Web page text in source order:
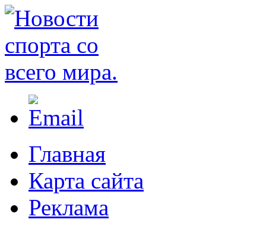
Главная
Карта сайта
Реклама